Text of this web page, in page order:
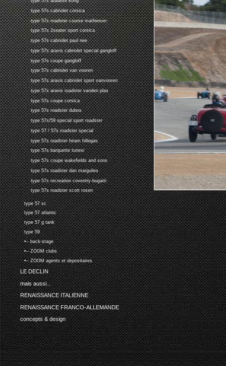
type 57s cabriolet corsica
type 57s roadster course mathieson
type 57s 2seater sport corsica
type 57s cabriolet paul nee
type 57s aravis cabriolet special gangloff
type 57s coupe gangloff
type 57s cabriolet van vooren
type 57s aravis cabriolet sport vanvooren
type 57s aravis roadster vanden plas
type 57s coupe corsica
type 57s roadster dubos
type 57s/59 special sport roadster
type 57 / 57s roadster special
type 57s roadster hiram hillegas
type 57s barquette tunesi
type 57s coupe wakefields and sons
type 57s roadster dan margulies
type 57s recreation coventry-bugatti
type 57s roadster scott rosen
type 57 sc
type 57 atlantic
type 57 g tank
type 59
•-- back-stage
•-- ZOOM clubs
•-- ZOOM agents et depositaires
LE DECLIN
mais aussi...
RENAISSANCE ITALIENNE
RENAISSANCE FRANCO-ALLEMANDE
concepts & design